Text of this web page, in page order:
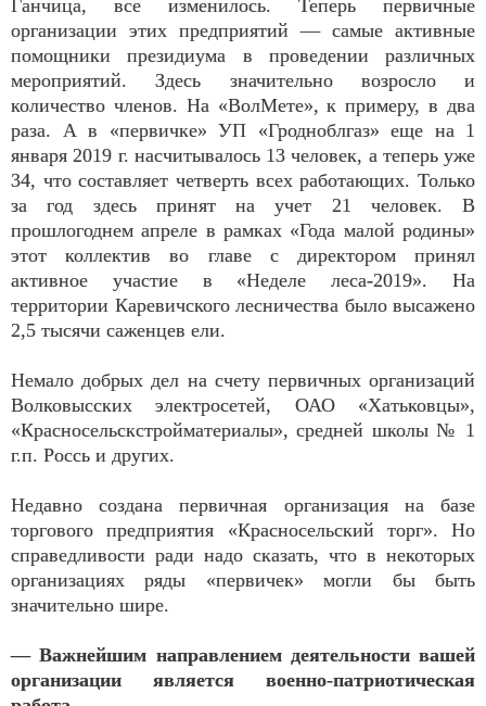
Ганчица, все изменилось. Теперь первичные
организации этих предприятий — самые активные
помощники президиума в проведении различных
мероприятий. Здесь значительно возросло и
количество членов. На «ВолМете», к примеру, в два
раза. А в «первичке» УП «Гродноблгаз» еще на 1
января 2019 г. насчитывалось 13 человек, а теперь уже
34, что составляет четверть всех работающих. Только
за год здесь принят на учет 21 человек. В
прошлогоднем апреле в рамках «Года малой родины»
этот коллектив во главе с директором принял
активное участие в «Неделе леса-2019». На
территории Каревичского лесничества было высажено
2,5 тысячи саженцев ели.
Немало добрых дел на счету первичных организаций
Волковысских электросетей, ОАО «Хатьковцы»,
«Красносельскстройматериалы», средней школы № 1
г.п. Россь и других.
Недавно создана первичная организация на базе
торгового предприятия «Красносельский торг». Но
справедливости ради надо сказать, что в некоторых
организациях ряды «первичек» могли бы быть
значительно шире.
— Важнейшим направлением деятельности вашей
организации является военно-патриотическая